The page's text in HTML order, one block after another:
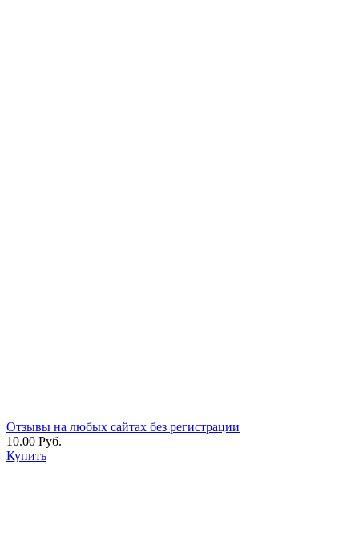
Отзывы на любых сайтах без регистрации
10.00 Руб.
Купить